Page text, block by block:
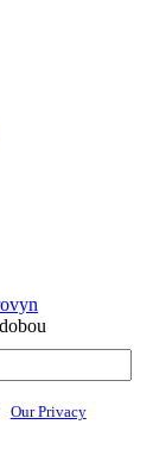
Our Privacy